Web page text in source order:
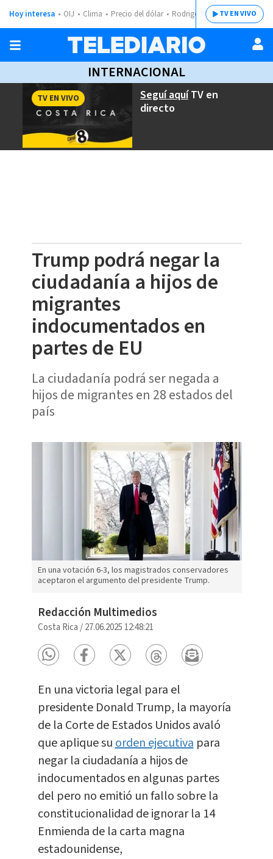
Hoy interesa OIJ Clima Precio del dólar Rodrigo ChavesTV EN VIVO
INTERNACIONAL
Seguí aquíTV en
directo
TV EN VIVO
Trump podrá negar la
ciudadanía a hijos de
migrantes
indocumentados en
partes de EU
La ciudadanía podrá ser negada a
hijos de migrantes en 28 estados del
país
En una votación 6-3, los magistrados conservadores
aceptaron el argumento del presidente Trump.
Redacción Multimedios
Costa Rica /27.06.2025 12:48:21
En una victoria legal para el
presidente Donald Trump, la mayoría
de la Corte de Estados Unidos avaló
que aplique suorden ejecutivapara
negar la ciudadanía a hijos de
indocumentados en algunas partes
del pero no emitió un fallo sobre la
constitucionalidad de ignorar la 14
Enmienda de la carta magna
estadounidense,